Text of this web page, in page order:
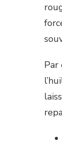
Par